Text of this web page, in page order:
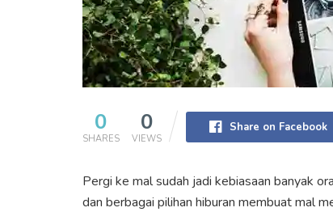
0
SHARES
0
VIEWS
Share on Facebook
Pergi ke mal sudah jadi kebiasaan banyak
dan berbagai pilihan hiburan membuat mal